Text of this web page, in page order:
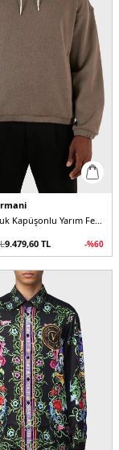
% 100 Pamuk Kapüşonlu Yarım Fermuarlı Oversize Fit Erkek Sweat
9.479,60 TL -%60